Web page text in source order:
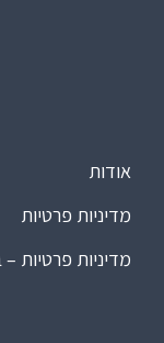
– בעברית